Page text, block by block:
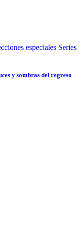
especiales Series
y sombras del regreso